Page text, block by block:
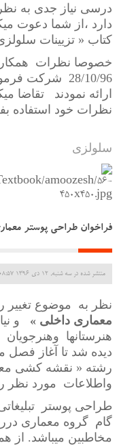
درسی نیاز جدی به
دارد ،از شما دعوت
کتاب « تزیینات
خصوصا نظرات
28/10/96
ارائه نمودند تقاضا
نظرات خود استفاده
سلولزی
فراخوان طراحی پوستر
منتشر شده در سه شنبه, 12 دی 1396 08:57
نظر به موضوع
معماری داخلی » و
هنرستانها
دیده شد تا آغاز فصل
رشته « نقشه کشی
واطلاعات مورد نظر
طراحی پوستر
گام گروه معماری
مخاطبین میباشد. از